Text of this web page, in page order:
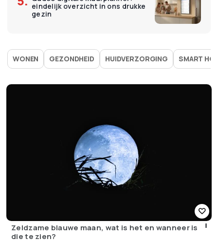
eindelijk overzicht in ons drukke
gezin
WONEN GEZONDHEID HUIDVERZORGING SMART
Zeldzame blauwe maan, wat is het en wanneer is
die te zien?